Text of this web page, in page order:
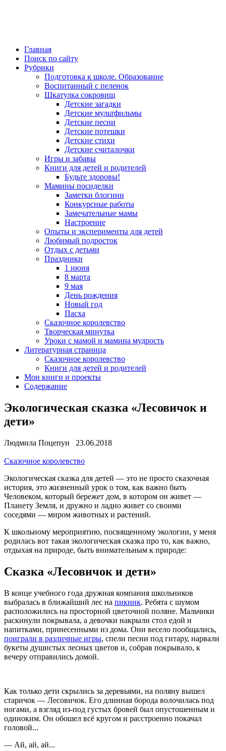
Главная
Поиск по сайту
Рубрики
Подготовка к школе. Образование
Воспитанный с пеленок
Шкатулка сокровищ
Детские загадки
Детские мультфильмы
Детские песни
Детские потешки
Детские стихи
Детские считалочки
Игры и забавы
Книги для детей и родителей
Будьте здоровы!
Мамины посиделки
Заметки блогини
Конкурсные работы
Замечательные мамы
Настроение
Опыты и эксперименты для детей
Любимый подросток
Отдых с детьми
Праздники
1 июня
8 марта
9 мая
День рождения
Новый год
Пасха
Сказочное королевство
Творческая минутка
Уроки с мамой и мамина мудрость
Литературная страница
Сказочное королевство
Книги для детей и родителей
Мои книги и проекты
Содержание
Экологическая сказка «Лесовичок и
дети»
Людмила Поцепун 23.06.2018
Сказочное королевство
Экологическая сказка для детей — это не просто сказочная
история, это жизненный урок о том, как важно быть
Человеком, который бережет дом, в котором он живет —
Планету Земля, и дружно и ладно живет со своими
соседями — миром животных и растений.
К школьному мероприятию, посвященному экологии, у меня
родилась вот такая экологическая сказка про то, как важно,
отдыхая на природе, быть внимательным к природе:
Сказка «Лесовичок и дети»
В конце учебного года дружная компания школьников
выбралась в ближайший лес на пикник. Ребята с шумом
расположились на просторной цветочной поляне. Мальчики
раскинули покрывала, а девочки накрыли стол едой и
напитками, принесенными из дома. Они весело пообщались,
поиграли в различные игры, спели песни под гитару, нарвали
букеты душистых лесных цветов и, собрав покрывало, к
вечеру отправились домой.
Как только дети скрылись за деревьями, на поляну вышел
старичок — Лесовичок. Его длинная борода волочилась под
ногами, а взгляд из-под густых бровей был опустошенным и
одиноким. Он обошел всё кругом и расстроенно покачал
головой...
— Ай, ай, ай...